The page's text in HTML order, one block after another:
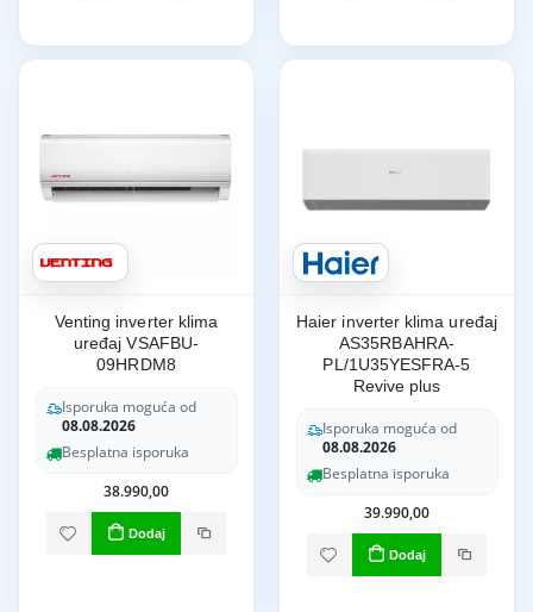
Venting inverter klima
uređaj VSAFBU-
09HRDM8
Isporuka moguća od
08.08.2026
Besplatna isporuka
38.990,00
Dodaj
Haier inverter klima uređaj
AS35RBAHRA-
PL/1U35YESFRA-5
Revive plus
Isporuka moguća od
08.08.2026
Besplatna isporuka
39.990,00
Dodaj